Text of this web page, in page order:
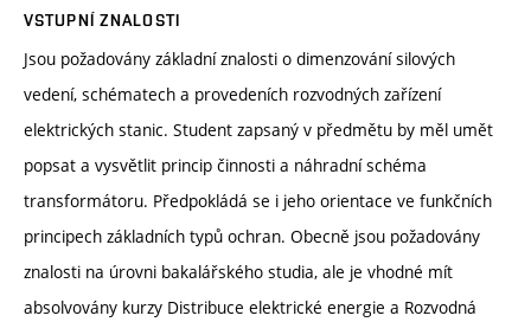
VSTUPNÍ ZNALOSTI
Jsou požadovány základní znalosti o dimenzování silových
vedení, schématech a provedeních rozvodných zařízení
elektrických stanic. Student zapsaný v předmětu by měl umět
popsat a vysvětlit princip činnosti a náhradní schéma
transformátoru. Předpokládá se i jeho orientace ve funkčních
principech základních typů ochran. Obecně jsou požadovány
znalosti na úrovni bakalářského studia, ale je vhodné mít
absolvovány kurzy Distribuce elektrické energie a Rozvodná